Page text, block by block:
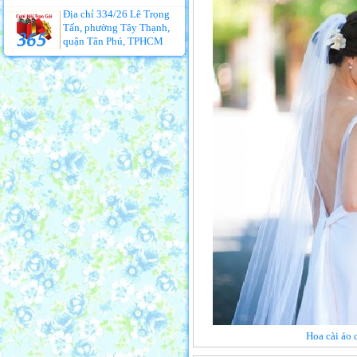
Địa chỉ 334/26 Lê Trọng
Tấn, phường Tây Thạnh,
quận Tân Phú, TPHCM
Hoa cài áo